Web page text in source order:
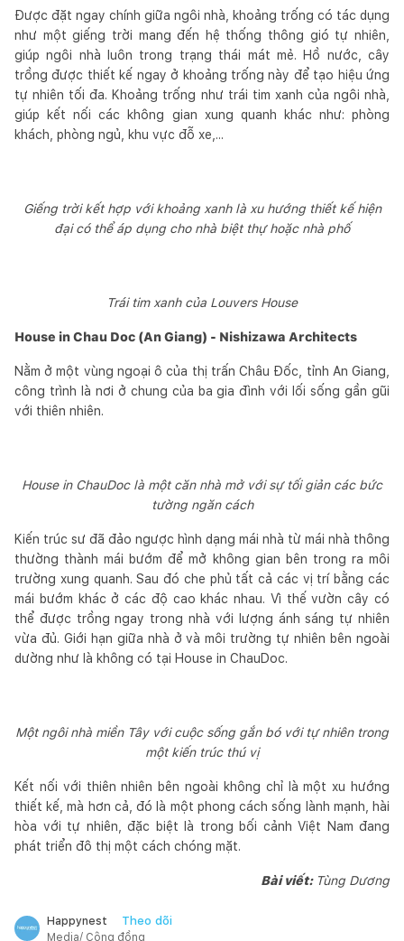
Được đặt ngay chính giữa ngôi nhà, khoảng trống có tác dụng
như một giếng trời mang đến hệ thống thông gió tự nhiên,
giúp ngôi nhà luôn trong trạng thái mát mẻ. Hồ nước, cây
trồng được thiết kế ngay ở khoảng trống này để tạo hiệu ứng
tự nhiên tối đa. Khoảng trống như trái tim xanh của ngôi nhà,
giúp kết nối các không gian xung quanh khác như: phòng
khách, phòng ngủ, khu vực đỗ xe,...
Giếng trời kết hợp với khoảng xanh là xu hướng thiết kế hiện
đại có thể áp dụng cho nhà biệt thự hoặc nhà phố
Trái tim xanh của Louvers House
House in Chau Doc (An Giang) - Nishizawa Architects
Nằm ở một vùng ngoại ô của thị trấn Châu Đốc, tỉnh An Giang,
công trình là nơi ở chung của ba gia đình với lối sống gần gũi
với thiên nhiên.
House in ChauDoc là một căn nhà mở với sự tối giản các bức
tường ngăn cách
Kiến trúc sư đã đảo ngược hình dạng mái nhà từ mái nhà thông
thường thành mái bướm để mở không gian bên trong ra môi
trường xung quanh. Sau đó che phủ tất cả các vị trí bằng các
mái bướm khác ở các độ cao khác nhau. Vì thế vườn cây có
thể được trồng ngay trong nhà với lượng ánh sáng tự nhiên
vừa đủ. Giới hạn giữa nhà ở và môi trường tự nhiên bên ngoài
dường như là không có tại House in ChauDoc.
Một ngôi nhà miền Tây với cuộc sống gắn bó với tự nhiên trong
một kiến trúc thú vị
Kết nối với thiên nhiên bên ngoài không chỉ là một xu hướng
thiết kế, mà hơn cả, đó là một phong cách sống lành mạnh, hài
hòa với tự nhiên, đặc biệt là trong bối cảnh Việt Nam đang
phát triển đô thị một cách chóng mặt.
Bài viết: Tùng Dương
Happynest Theo dõi
Media/ Cộng đồng